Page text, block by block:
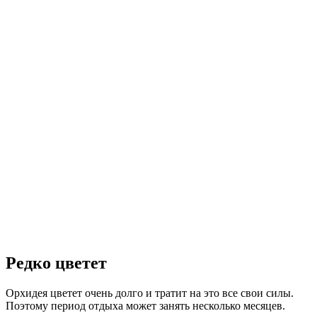
Редко цветет
Орхидея цветет очень долго и тратит на это все свои силы.
Поэтому период отдыха может занять несколько месяцев.